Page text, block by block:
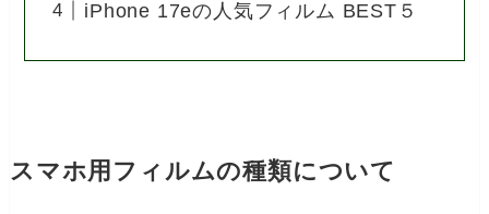
iPhone 17eの人気フィルム BEST５
スマホ用フィルムの種類について